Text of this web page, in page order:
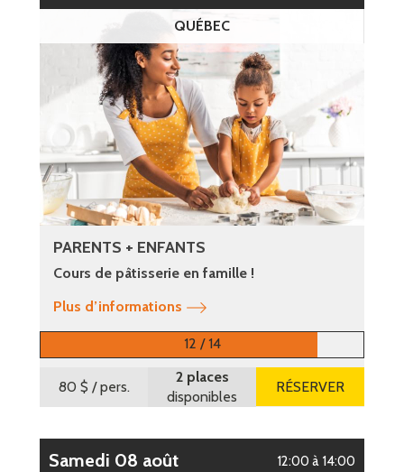
QUÉBEC
PARENTS + ENFANTS
Cours de pâtisserie en famille !
Plus d’informations
12 / 14
80 $ / pers.
2 places
disponibles
RÉSERVER
samedi 08 août 12:00 à 14:00